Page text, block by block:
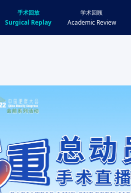
手术回放
Surgical Replay
学术回顾
Academic Review